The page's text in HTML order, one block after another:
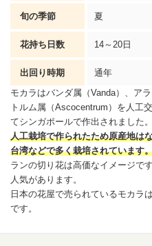
旬の季節 夏
花持ち日数 14～20日
出回り時期
通年
モカラはバンダ属（Vanda）、ア
トルム属（Ascocentrum）を人工
てシンガポールで作出されました。
人工栽培で作られたため原産地は
台湾などで多く栽培されています
ランの切り花は高価なイメージで
人気があります。
日本の花屋で売られているモカラ
です。